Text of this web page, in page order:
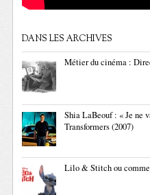
DANS LES ARCHIVES
Métier du cinéma :
Shia LaBeouf : « Je ne
Transformers (2007)
Lilo & Stitch ou